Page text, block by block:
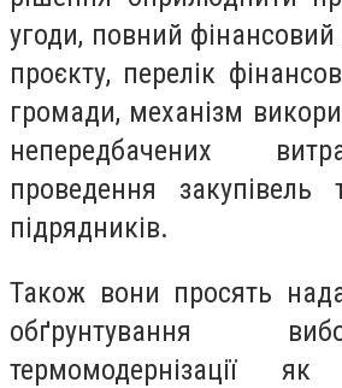
угоди, повний фінансовий
проєкту, перелік
громади, механізм
непередбачених
проведення закупівель
підрядників.
Також вони просять
обґрунтування
термомодернізації як